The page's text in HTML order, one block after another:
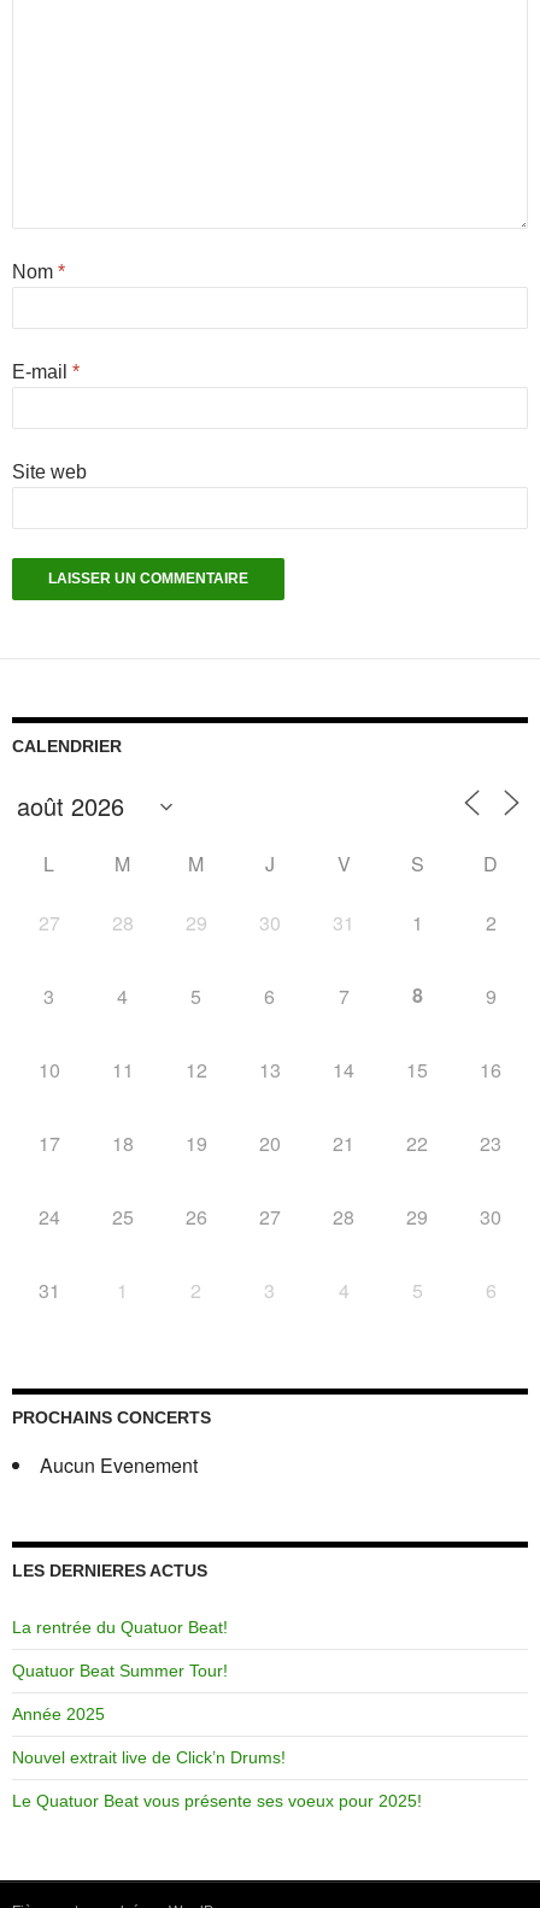
Nom *
E-mail *
Site web
CALENDRIER
L M M J V S D
27 28 29 30 31 1 2
3 4 5 6 7 8 9
10 11 12 13 14 15 16
17 18 19 20 21 22 23
24 25 26 27 28 29 30
31 1 2 3 4 5 6
PROCHAINS CONCERTS
Aucun Evenement
LES DERNIERES ACTUS
La rentrée du Quatuor Beat!
Quatuor Beat Summer Tour!
Année 2025
Nouvel extrait live de Click’n Drums!
Le Quatuor Beat vous présente ses voeux pour 2025!